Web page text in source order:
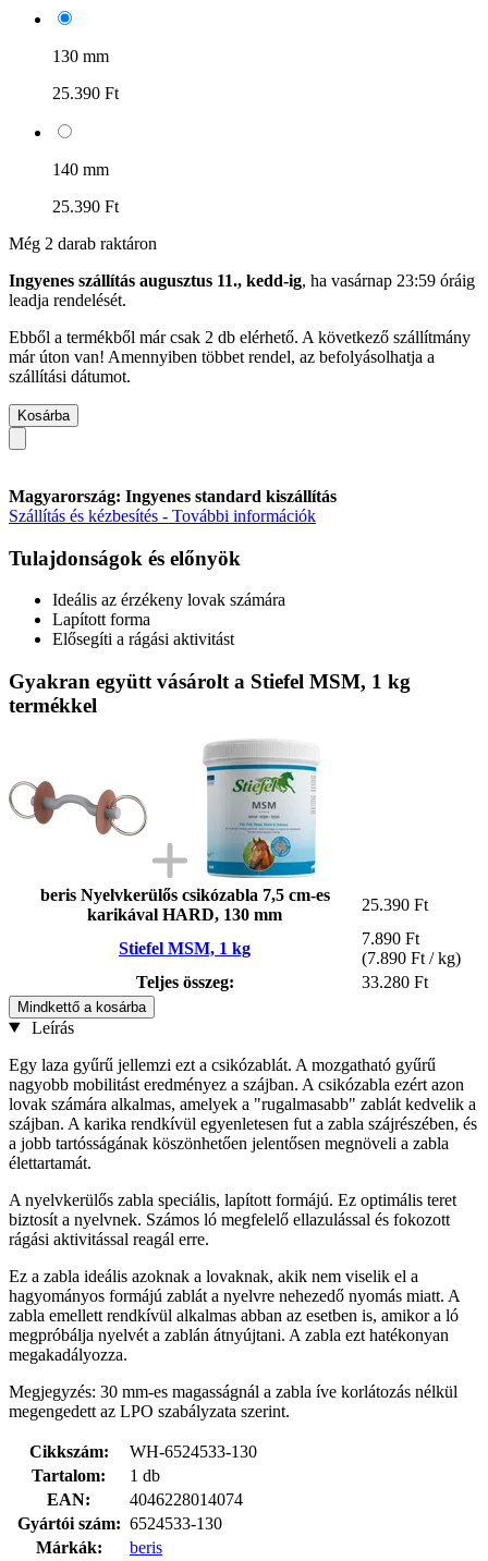
130 mm
25.390 Ft
140 mm
25.390 Ft
Még 2 darab raktáron
Ingyenes szállítás augusztus 11., kedd-ig, ha vasárnap 23:59 óráig
leadja rendelését.
Ebből a termékből már csak 2 db elérhető. A következő szállítmány
már úton van! Amennyiben többet rendel, az befolyásolhatja a
szállítási dátumot.
Kosárba
Magyarország: Ingyenes standard kiszállítás
Szállítás és kézbesítés - További információk
Tulajdonságok és előnyök
Ideális az érzékeny lovak számára
Lapított forma
Elősegíti a rágási aktivitást
Gyakran együtt vásárolt a Stiefel MSM, 1 kg
termékkel
beris Nyelvkerülős csikózabla 7,5 cm-es
karikával HARD, 130 mm
25.390 Ft
Stiefel MSM, 1 kg
7.890 Ft
(7.890 Ft / kg)
Teljes összeg:
33.280 Ft
Mindkettő a kosárba
Leírás
Egy laza gyűrű jellemzi ezt a csikózablát. A mozgatható gyűrű
nagyobb mobilitást eredményez a szájban. A csikózabla ezért azon
lovak számára alkalmas, amelyek a "rugalmasabb" zablát kedvelik a
szájban. A karika rendkívül egyenletesen fut a zabla szájrészében, és
a jobb tartósságának köszönhetően jelentősen megnöveli a zabla
élettartamát.
A nyelvkerülős zabla speciális, lapított formájú. Ez optimális teret
biztosít a nyelvnek. Számos ló megfelelő ellazulással és fokozott
rágási aktivitással reagál erre.
Ez a zabla ideális azoknak a lovaknak, akik nem viselik el a
hagyományos formájú zablát a nyelvre nehezedő nyomás miatt. A
zabla emellett rendkívül alkalmas abban az esetben is, amikor a ló
megpróbálja nyelvét a zablán átnyújtani. A zabla ezt hatékonyan
megakadályozza.
Megjegyzés: 30 mm-es magasságnál a zabla íve korlátozás nélkül
megengedett az LPO szabályzata szerint.
Cikkszám:
WH-6524533-130
Tartalom:
1 db
EAN:
4046228014074
Gyártói szám: 6524533-130
Márkák:
beris